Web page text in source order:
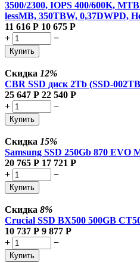
3500/2300, IOPS 400/600K,
lessMB, 350TBW, 0,37DWPD,
11 616 Р 10 675 Р
+
−
Купить
Скидка 12%
CBR SSD диск 2Tb (SSD-
25 647 Р 22 540 Р
+
−
Купить
Скидка 15%
Samsung SSD 250Gb 870 EVO
20 765 Р 17 721 Р
+
−
Купить
Скидка 8%
Crucial SSD BX500 500GB
10 737 Р 9 877 Р
+
−
Купить